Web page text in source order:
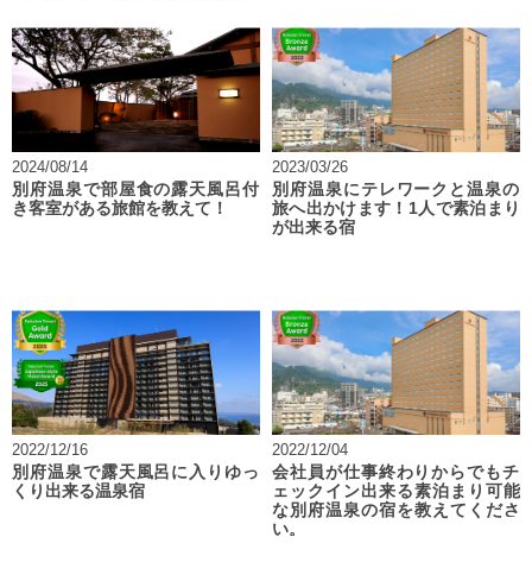
2024/08/14
別府温泉で部屋食の露天風呂付
き客室がある旅館を教えて！
2023/03/26
別府温泉にテレワークと温泉の
旅へ出かけます！1人で素泊まり
が出来る宿
2022/12/16
別府温泉で露天風呂に入りゆっ
くり出来る温泉宿
2022/12/04
会社員が仕事終わりからでもチ
ェックイン出来る素泊まり可能
な別府温泉の宿を教えてくださ
い。